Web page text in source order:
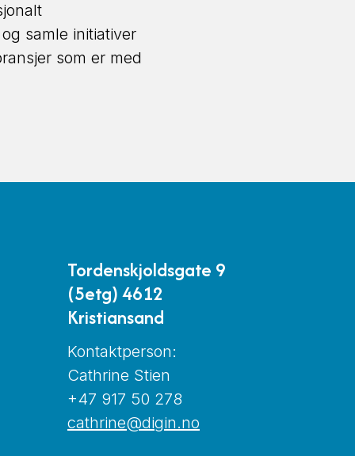
samle initiativer
som er med
Tordenskjoldsgate 9
(5etg) 4612
Kristiansand
Kontaktperson:
Cathrine Stien
+47 917 50 278
cathrine@digin.no